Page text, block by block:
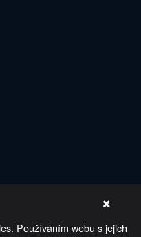
Používáním webu s jejich